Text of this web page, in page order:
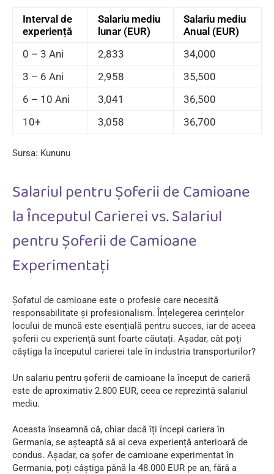
Interval de
experiență
Salariu mediu
lunar (EUR)
Salariu mediu
Anual (EUR)
0 – 3 Ani
2,833
34,000
3 – 6 Ani
2,958
35,500
6 – 10 Ani
3,041
36,500
10+
3,058 36,700
Sursa: Kununu
Salariul pentru Șoferii de Camioane
la Începutul Carierei vs. Salariul
pentru Șoferii de Camioane
Experimentați
Șofatul de camioane este o profesie care necesită
responsabilitate și profesionalism. Înțelegerea cerințelor
locului de muncă este esențială pentru succes, iar de aceea
șoferii cu experiență sunt foarte căutați. Așadar, cât poți
câștiga la începutul carierei tale în industria transporturilor?
Un salariu pentru șoferii de camioane la început de carieră
este de aproximativ 2.800 EUR, ceea ce reprezintă salariul
mediu.
Aceasta înseamnă că, chiar dacă îți începi cariera în
Germania, se așteaptă să ai ceva experiență anterioară de
condus. Așadar, ca șofer de camioane experimentat în
Germania, poți câștiga până la 48.000 EUR pe an, fără a